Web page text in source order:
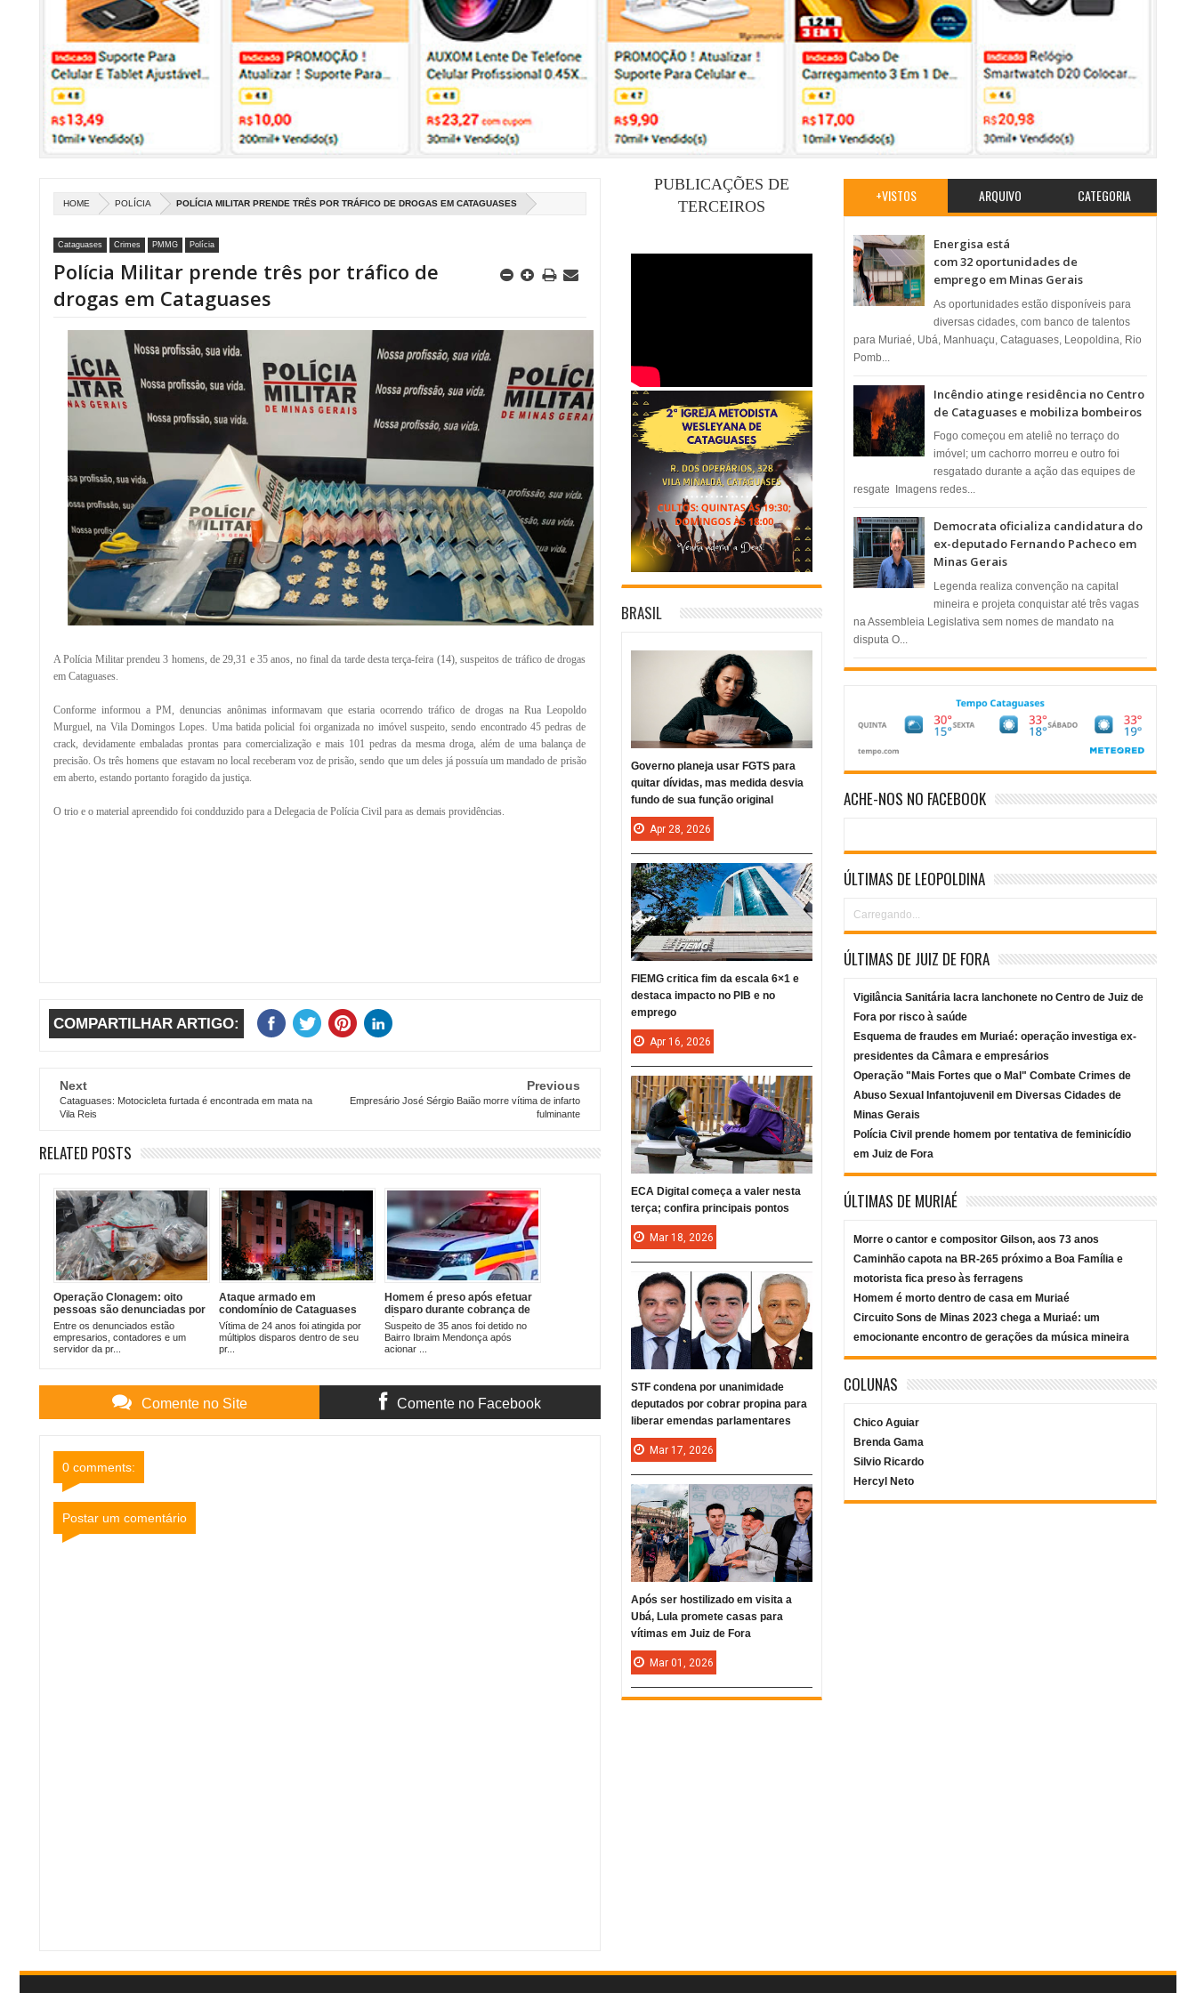
HOME POLÍCIA POLÍCIA MILITAR PRENDE TRÊS POR TRÁFICO DE DROGAS EM CATAGUASES
Cataguases Crimes PMMG Polícia
Polícia Militar prende três por tráfico de
drogas em Cataguases
A Polícia Militar prendeu 3 homens, de 29,31 e 35 anos, no final da tarde desta terça-feira (14), suspeitos de tráfico de drogas
em Cataguases.
Conforme informou a PM, denuncias anônimas informavam que estaria ocorrendo tráfico de drogas na Rua Leopoldo
Murguel, na Vila Domingos Lopes. Uma batida policial foi organizada no imóvel suspeito, sendo encontrado 45 pedras de
crack, devidamente embaladas prontas para comercialização e mais 101 pedras da mesma droga, além de uma balança de
precisão. Os três homens que estavam no local receberam voz de prisão, sendo que um deles já possuía um mandado de prisão
em aberto, estando portanto foragido da justiça.
O trio e o material apreendido foi condduzido para a Delegacia de Polícia Civil para as demais providências.
COMPARTILHAR ARTIGO:
Next
Cataguases: Motocicleta furtada é encontrada em mata na
Vila Reis
Previous
Empresário José Sérgio Baião morre vítima de infarto
fulminante
RELATED POSTS
Operação Clonagem: oito
pessoas são denunciadas por
envolvimento em esquema de
fraude à licitação do
transporte coletivo urbano de
Entre os denunciados estão
empresarios, contadores e um
servidor da pr...
Ataque armado em
condomínio de Cataguases
deixa jovem baleado
Vítima de 24 anos foi atingida por
múltiplos disparos dentro de seu
pr...
Homem é preso após efetuar
disparo durante cobrança de
dívida em Cataguases
Suspeito de 35 anos foi detido no
Bairro Ibraim Mendonça após
acionar ...
Comente no Site Comente no Facebook
0 comments:
Postar um comentário
+VISTOS ARQUIVO CATEGORIA
Energisa está
com 32 oportunidades de
emprego em Minas Gerais
As oportunidades estão disponíveis para
diversas cidades, com banco de talentos
para Muriaé, Ubá, Manhuaçu, Cataguases, Leopoldina, Rio
Pomb...
Incêndio atinge residência no Centro
de Cataguases e mobiliza bombeiros
​Fogo começou em ateliê no terraço do
imóvel; um cachorro morreu e outro foi
resgatado durante a ação das equipes de
resgate ​ Imagens redes...
Democrata oficializa candidatura do
ex-deputado Fernando Pacheco em
Minas Gerais
Legenda realiza convenção na capital
mineira e projeta conquistar até três vagas
na Assembleia Legislativa sem nomes de mandato na
disputa O...
ACHE-NOS NO FACEBOOK
ÚLTIMAS DE LEOPOLDINA
Carregando...
ÚLTIMAS DE JUIZ DE FORA
Vigilância Sanitária lacra lanchonete no Centro de Juiz de
Fora por risco à saúde
Esquema de fraudes em Muriaé: operação investiga ex-
presidentes da Câmara e empresários
Operação "Mais Fortes que o Mal" Combate Crimes de
Abuso Sexual Infantojuvenil em Diversas Cidades de
Minas Gerais
Polícia Civil prende homem por tentativa de feminicídio
em Juiz de Fora
ÚLTIMAS DE MURIAÉ
Morre o cantor e compositor Gilson, aos 73 anos
Caminhão capota na BR-265 próximo a Boa Família e
motorista fica preso às ferragens
Homem é morto dentro de casa em Muriaé
Circuito Sons de Minas 2023 chega a Muriaé: um
emocionante encontro de gerações da música mineira
COLUNAS
Chico Aguiar
Brenda Gama
Silvio Ricardo
Hercyl Neto
PUBLICAÇÕES DE
TERCEIROS
BRASIL
Governo planeja usar FGTS para
quitar dívidas, mas medida desvia
fundo de sua função original
Apr 28, 2026
FIEMG critica fim da escala 6×1 e
destaca impacto no PIB e no
emprego
Apr 16, 2026
ECA Digital começa a valer nesta
terça; confira principais pontos
Mar 18, 2026
STF condena por unanimidade
deputados por cobrar propina para
liberar emendas parlamentares
Mar 17, 2026
Após ser hostilizado em visita a
Ubá, Lula promete casas para
vítimas em Juiz de Fora
Mar 01, 2026